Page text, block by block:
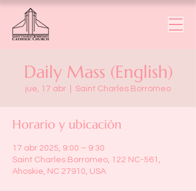
Daily Mass (English)
jue, 17 abr Saint Charles Borromeo
Horario y ubicación
17 abr 2025, 9:00 – 9:30
Saint Charles Borromeo, 122 NC-561,
Ahoskie, NC 27910, USA